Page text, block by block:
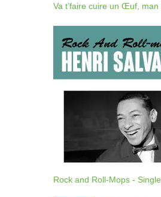
Rock and Roll-Mops - Single